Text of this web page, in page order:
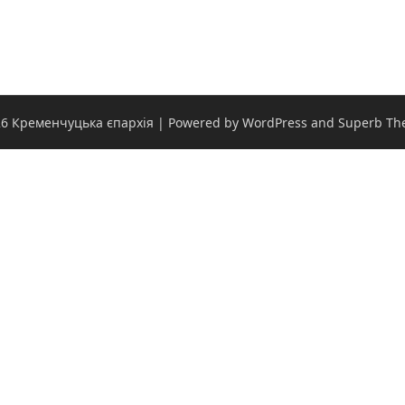
Кременчуцька єпархія | Powered by WordPress and Superb